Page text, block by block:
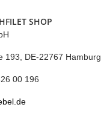
SHOP
193, DE-22767 Hamburg
00 196